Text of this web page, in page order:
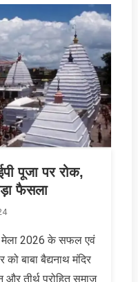
पूजा पर रोक,
फैसला
मेला 2026 के सफल एवं
बाबा बैद्यनाथ मंदिर
तीर्थ पुरोहित समाज